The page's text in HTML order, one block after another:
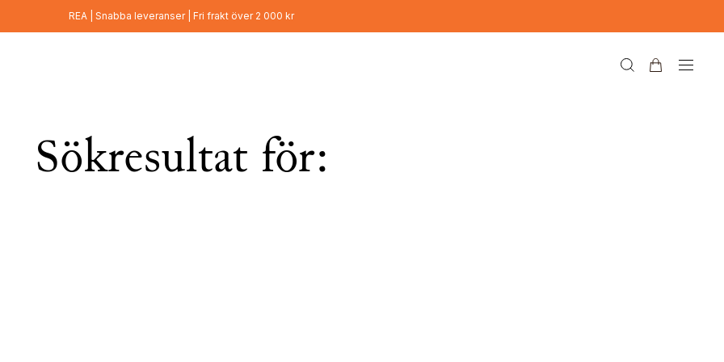
REA | Snabba leveranser | Fri frakt över 2 000 kr
Sökresultat för: